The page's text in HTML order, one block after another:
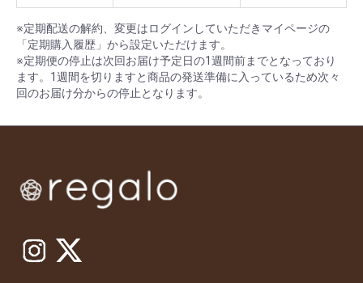
※定期配送の解約、変更はログインしていただきマイページの
「定期購入履歴」から設定いただけます。
※定期便の停止は次回お届け予定日の1週間前までとなっており
ます。1週間を切りますと商品の発送準備に入っているため次々
回のお届け分からの停止となります。